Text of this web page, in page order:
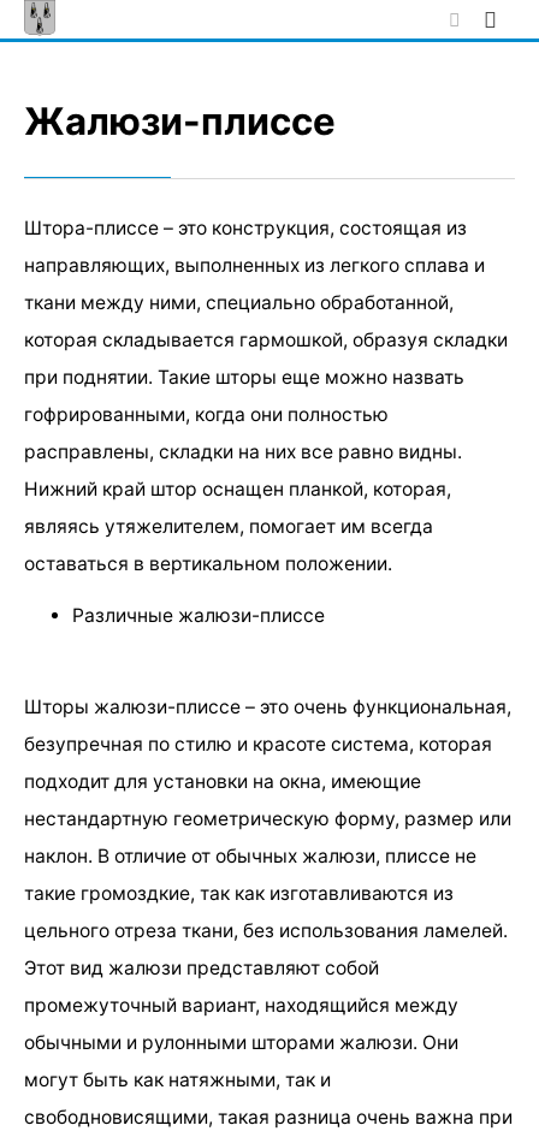
Skip
to
Жалюзи-плиссе
Штора-плиссе – это конструкция, состоящая из
направляющих, выполненных из легкого сплава и
ткани между ними, специально обработанной,
которая складывается гармошкой, образуя складки
при поднятии. Такие шторы еще можно назвать
гофрированными, когда они полностью
расправлены, складки на них все равно видны.
Нижний край штор оснащен планкой, которая,
являясь утяжелителем, помогает им всегда
оставаться в вертикальном положении.
Различные жалюзи-плиссе
Шторы жалюзи-плиссе – это очень функциональная,
безупречная по стилю и красоте система, которая
подходит для установки на окна, имеющие
нестандартную геометрическую форму, размер или
наклон. В отличие от обычных жалюзи, плиссе не
такие громоздкие, так как изготавливаются из
цельного отреза ткани, без использования ламелей.
Этот вид жалюзи представляют собой
промежуточный вариант, находящийся между
обычными и рулонными шторами жалюзи. Они
могут быть как натяжными, так и
свободновисящими, такая разница очень важна при